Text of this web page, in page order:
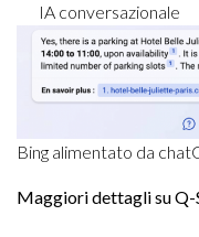
IA conversazionale
Bing alimentato da
Maggiori dettagli su Q-